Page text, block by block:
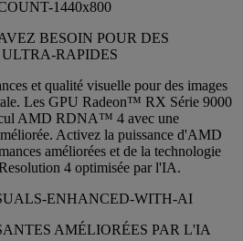
BESOIN POUR DES
RAPIDES
et qualité visuelle pour des images
Les GPU Radeon™ RX Série 9000
AMD RDNA™ 4 avec une
Activez la puissance d'AMD
améliorées et de la technologie
4 optimisée par l'IA.
AMÉLIORÉES PAR L'IA